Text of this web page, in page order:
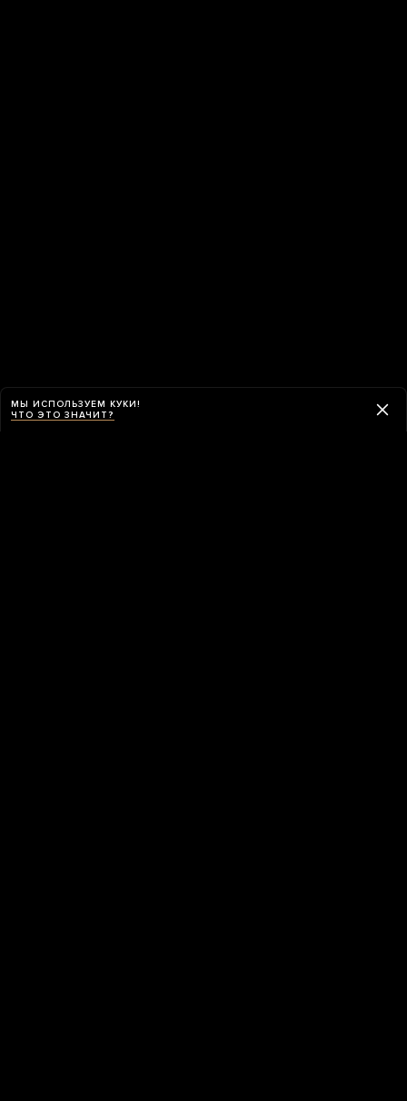
МЫ ИСПОЛЬЗУЕМ КУКИ!
ЧТО ЭТО ЗНАЧИТ?